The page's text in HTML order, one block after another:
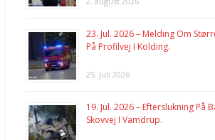
23. Jul. 2026 – Melding Om
På Profilvej I Kolding.
25. juli 2026
19. Jul. 2026 – Efterslukning På
Skovvej I Vamdrup.